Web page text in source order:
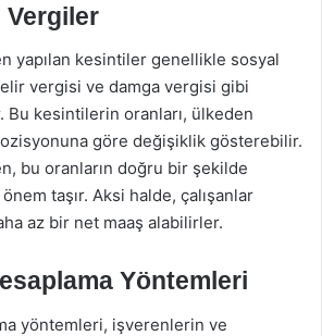
yapılan kesintiler genellikle sosyal
vergisi ve damga vergisi gibi
Bu kesintilerin oranları, ülkeden
göre değişiklik gösterebilir.
bu oranların doğru bir şekilde
taşır. Aksi halde, çalışanlar
az bir net maaş alabilirler.
Yöntemleri
yöntemleri, işverenlerin ve